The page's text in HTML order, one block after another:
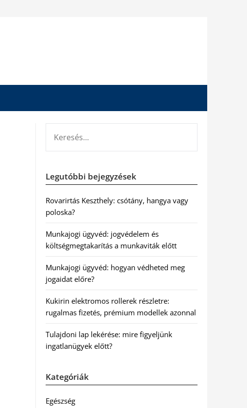
Legutóbbi bejegyzések
Rovarirtás Keszthely: csótány, hangya vagy
poloska?
Munkajogi ügyvéd: jogvédelem és
költségmegtakarítás a munkaviták előtt
Munkajogi ügyvéd: hogyan védheted meg
jogaidat előre?
Kukirin elektromos rollerek részletre:
rugalmas fizetés, prémium modellek azonnal
Tulajdoni lap lekérése: mire figyeljünk
ingatlanügyek előtt?
Kategóriák
Egészség